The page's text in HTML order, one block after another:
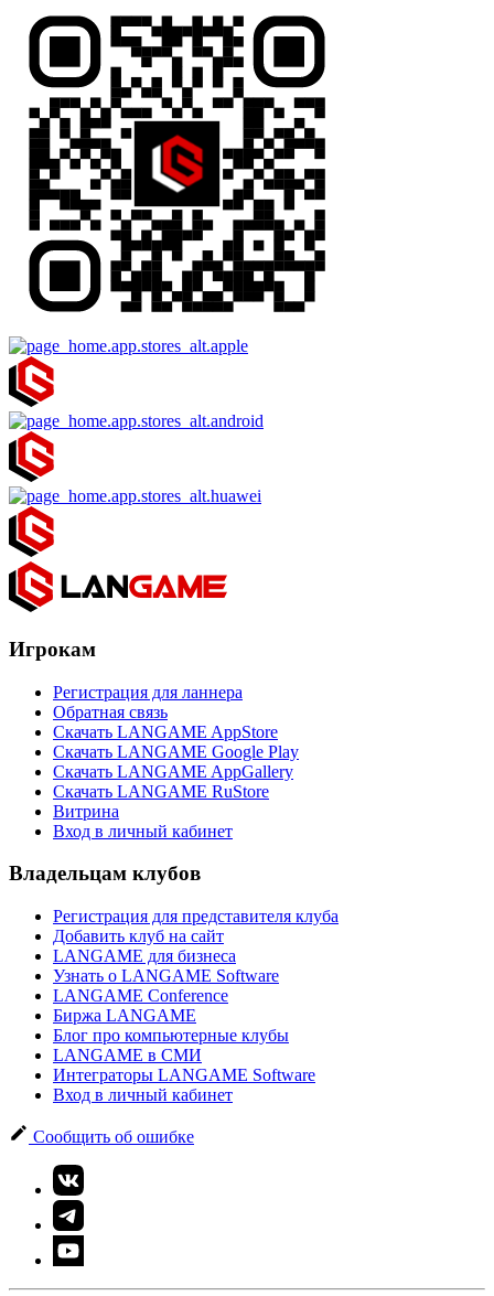
Игрокам
Регистрация для ланнера
Обратная связь
Скачать LANGAME AppStore
Скачать LANGAME Google Play
Скачать LANGAME AppGallery
Скачать LANGAME RuStore
Витрина
Вход в личный кабинет
Владельцам клубов
Регистрация для представителя клуба
Добавить клуб на сайт
LANGAME для бизнеса
Узнать о LANGAME Software
LANGAME Conference
Биржа LANGAME
Блог про компьютерные клубы
LANGAME в СМИ
Интеграторы LANGAME Software
Вход в личный кабинет
Сообщить об ошибке